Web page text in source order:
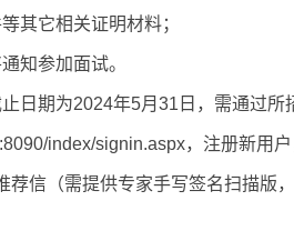
其它相关证明材料；
知参加面试。
日期为2024年5月31日 ， 需通过所
index/signin.aspx，注册新用
荐信（需提供专家手写签名扫描版